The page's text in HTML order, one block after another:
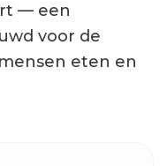
— een
voor de
eten en